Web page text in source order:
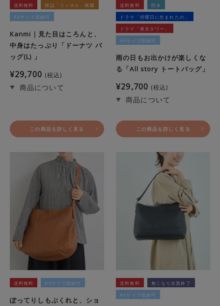
送料無料
雑誌「リンネル」掲載
A4サイズ収納可
Kanmi｜見た目はころんと、
中身はたっぷり「ドーナツ バ
ッグ(L) 」
¥29,700 税込
この商品を詳しく見る
送料無料
防水
ドラマ「何曜日に生まれたの」
ドラマ「東京タワー」
A4サイズ収納可
雨の日もお出かけが楽しくな
る「All story トートバッグ」
¥29,700 税込
この商品を詳しく見る
送料無料 A4サイズ収納可
ぽってりしもぶくれと、ショ
送料無料
無くなり次第終了
A4サイズ収納可